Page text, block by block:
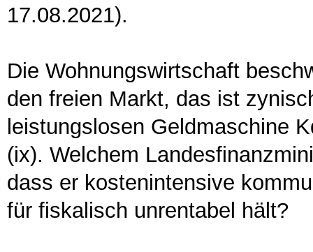
17.08.2021).
Die Wohnungswirtschaft
den freien Markt, das ist
leistungslosen Geldmaschine
(ix). Welchem
dass er kostenintensive
für fiskalisch unrentabel hält?